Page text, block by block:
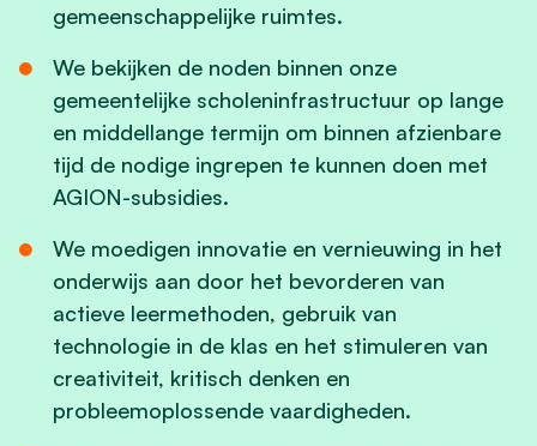
gemeenschappelijke ruimtes.
We bekijken de noden binnen onze
gemeentelijke scholeninfrastructuur op lange
en middellange termijn om binnen afzienbare
tijd de nodige ingrepen te kunnen doen met
AGION-subsidies.
We moedigen innovatie en vernieuwing in het
onderwijs aan door het bevorderen van
actieve leermethoden, gebruik van
technologie in de klas en het stimuleren van
creativiteit, kritisch denken en
probleemoplossende vaardigheden.